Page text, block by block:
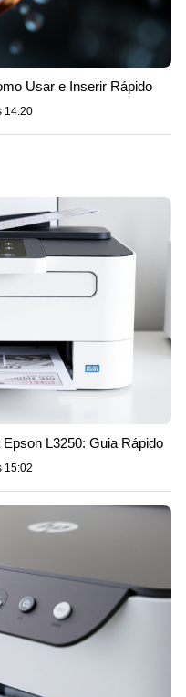
Usar e Inserir Rápido
14:20
L3250: Guia Rápido
15:02